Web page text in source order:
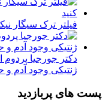
فیلتر ترک سیگار
دکتر جورجیا
ژنتیکی وجود آدم و
پست های پربازدید